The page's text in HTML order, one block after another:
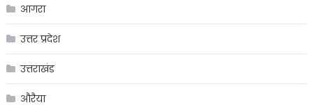
आगरा
उत्तर प्रदेश
उत्तराखंड
औरैया